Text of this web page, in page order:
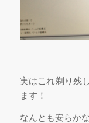
実はこれ剃り残
ます！
なんとも安らか